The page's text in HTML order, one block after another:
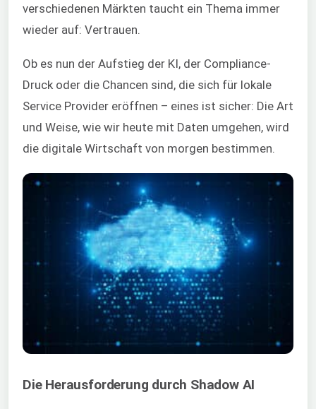
verschiedenen Märkten taucht ein Thema immer
wieder auf: Vertrauen.
Ob es nun der Aufstieg der KI, der Compliance-
Druck oder die Chancen sind, die sich für lokale
Service Provider eröffnen – eines ist sicher: Die Art
und Weise, wie wir heute mit Daten umgehen, wird
die digitale Wirtschaft von morgen bestimmen.
Die Herausforderung durch Shadow AI